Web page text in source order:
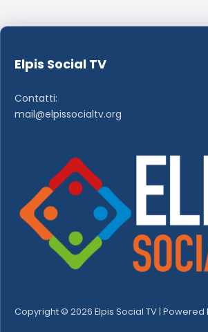
Elpis Social TV
Contatti:
mail@elpissocialtv.org
Copyright © 2026 Elpis Social TV | Powered